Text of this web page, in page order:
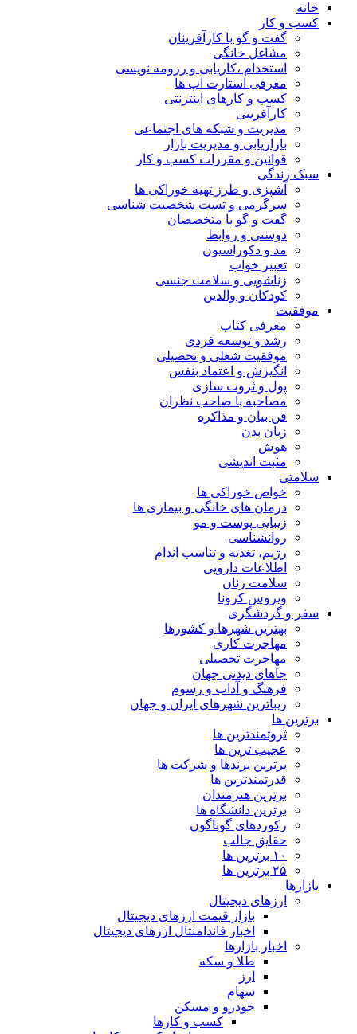
خانه
کسب و کار
گفت و گو با کارآفرینان
مشاغل خانگی
استخدام ،کاریابی و رزومه نویسی
معرفی استارت آپ ها
کسب و کارهای اینترنتی
کارآفرینی
مدیریت و شبکه های اجتماعی
بازاریابی و مدیریت بازار
قوانین و مقررات کسب و کار
سبک زندگی
آشپزی و طرز تهیه خوراکی ها
سرگرمی و تست شخصیت شناسی
گفت و گو با متخصصان
دوستی و روابط
مد و دکوراسیون
تعبیر خواب
زناشویی و سلامت جنسی
کودکان و والدین
موفقیت
معرفی کتاب
رشد و توسعه فردی
موفقیت شغلی و تحصیلی
انگیزش و اعتماد بنفس
پول و ثروت سازی
مصاحبه با صاحب نظران
فن بیان و مذاکره
زبان بدن
هوش
مثبت اندیشی
سلامتی
خواص خوراکی ها
درمان های خانگی و بیماری ها
زیبایی پوست و مو
روانشناسی
رژیم، تغذیه و تناسب اندام
اطلاعات دارویی
سلامت زنان
ویروس کرونا
سفر و گردشگری
بهترین شهرها و کشورها
مهاجرت کاری
مهاجرت تحصیلی
جاهای دیدنی جهان
فرهنگ و آداب و رسوم
زیباترین شهرهای ایران و جهان
برترین ها
ثروتمندترین ها
عجیب ترین ها
برترین برندها و شرکت ها
قدرتمندترین ها
برترین هنرمندان
برترین دانشگاه ها
رکوردهای گوناگون
حقایق جالب
۱۰ برترین ها
۲۵ برترین ها
بازارها
ارزهای دیجیتال
بازار قیمت ارزهای دیجیتال
اخبار فاندامنتال ارزهای دیجیتال
اخبار بازارها
طلا و سکه
ارز
سهام
خودرو و مسکن
کسب و کارها